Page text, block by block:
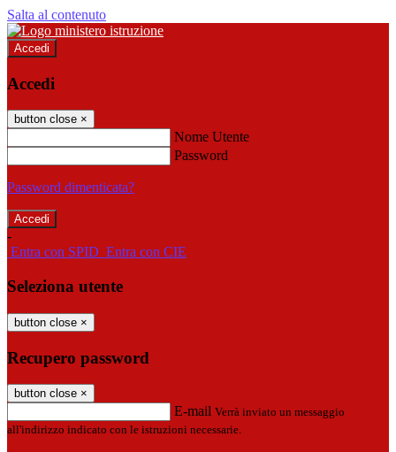
Salta al contenuto
Accedi
Accedi
button close ×
Nome Utente
Password
Password dimenticata?
-
Entra con SPID Entra con CIE
Seleziona utente
button close ×
Recupero password
button close ×
E-mail Verrà inviato un messaggio
all'indirizzo indicato con le istruzioni necessarie.